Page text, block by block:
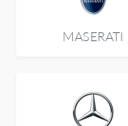
MASERATI